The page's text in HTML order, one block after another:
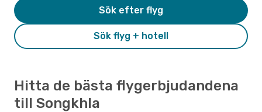
Sök flyg + hotell
Sök efter flyg
Hitta de bästa flygerbjudandena
till Songkhla